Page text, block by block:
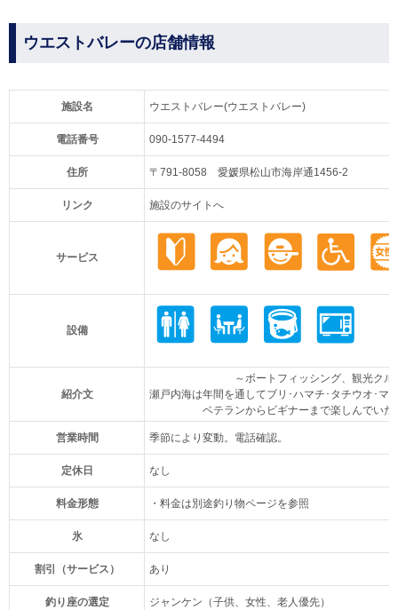
ウエストバレーの店舗情報
施設名 ウエストバレー(ウエストバレー)
電話番号 090-1577-4494
住所 〒791-8058 愛媛県松山市海岸通1456‐2
リンク 施設のサイトへ
サービス
設備
紹介文
～ボートフィッシング、観光クルー
瀬戸内海は年間を通してブリ･ハマチ･タチウオ･マ
ベテランからビギナーまで楽しんでいた
営業時間 季節により変動。電話確認。
定休日 なし
料金形態 ・料金は別途釣り物ページを参照
氷 なし
割引（サービス） あり
釣り座の選定 ジャンケン（子供、女性、老人優先）